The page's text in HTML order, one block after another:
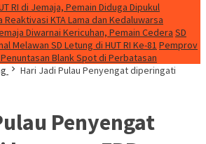
RI di Jemaja, Pemain Diduga Dipukul
Reaktivasi KTA Lama dan Kedaluwarsa
Diwarnai Kericuhan, Pemain Cedera SD
Melawan SD Letung di HUT RI Ke-81 Pemprov
Blank Spot di Perbatasan
Hari Jadi Pulau Penyengat diperingati
Penyengat